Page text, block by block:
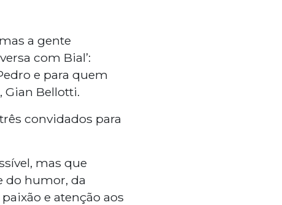
a gente
com Bial’:
e para quem
Gian Bellotti.
convidados para
mas que
do humor, da
e atenção aos